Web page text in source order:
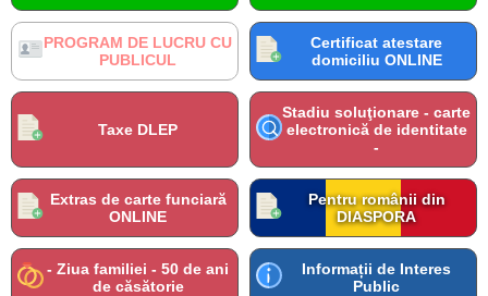
PROGRAM DE LUCRU CU
PUBLICUL
Certificat atestare
domiciliu ONLINE
Taxe DLEP
Stadiu soluţionare - carte
electronică de identitate
-
Extras de carte funciară
ONLINE
Pentru românii din
DIASPORA
- Ziua familiei - 50 de ani
de căsătorie
Informații de Interes
Public